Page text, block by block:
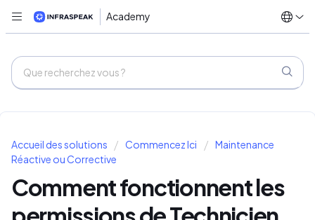
Academy
Accueil des solutions Commencez Ici
Maintenance
Réactive ou Corrective
Comment fonctionnent les